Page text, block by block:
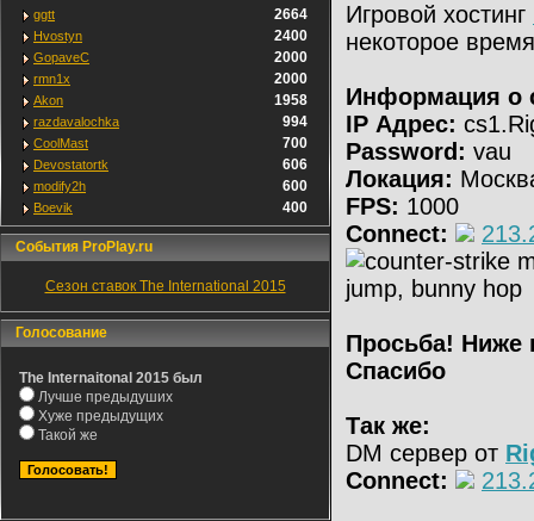
ggtt 2664
Hvostyn 2400
GopaveC 2000
rmn1x 2000
Akon 1958
razdavalochka 994
CoolMast 700
Devostatortk 606
modify2h 600
Boevik 400
События ProPlay.ru
Сезон ставок The International 2015
Голосование
The Internaitonal 2015 был
Лучше предыдуших
Хуже предыдущих
Такой же
Игровой хостинг
некоторое
Информация о
IP Адрес:
Password: vau
Локация:
FPS: 1000
Connect:
Просьба! Ниже
Спасибо
Так же:
DM сервер от
Connect: